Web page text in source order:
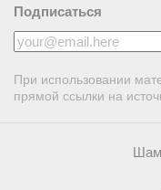
Подписаться
При использовании
прямой ссылки на